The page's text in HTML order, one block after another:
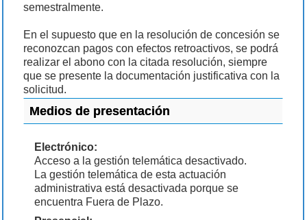
semestralmente.
En el supuesto que en la resolución de concesión se
reconozcan pagos con efectos retroactivos, se podrá
realizar el abono con la citada resolución, siempre
que se presente la documentación justificativa con la
solicitud.
Medios de presentación
Electrónico:
Acceso a la gestión telemática desactivado.
La gestión telemática de esta actuación
administrativa está desactivada porque se
encuentra Fuera de Plazo.